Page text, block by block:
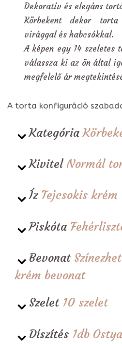
Dekoratív és elegáns
Körbekent dekor
virággal és habcsókkal.
A képen egy 14 szeletes
válassza ki az ön által
megfelelő ár
A torta konfiguráció
Kategória
Kivitel Normál
Íz Tejcsokis krém
Piskóta
Bevonat
krém bevonat
Szelet 10 szelet
Díszítés 1db